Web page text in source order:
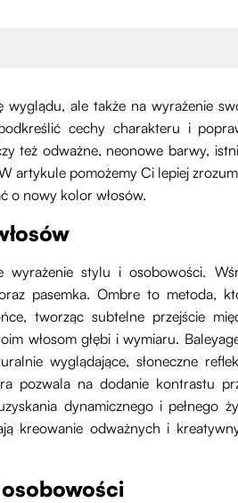
ale także na wyrażenie
cechy charakteru i
też odważne, neonowe barwy,
artykule pomożemy Ci lepiej
o nowy kolor włosów.
wyrażenie stylu i osobowości.
pasemka. Ombre to metoda,
tworząc subtelne przejście
włosom głębi i wymiaru.
wyglądające, słoneczne
pozwala na dodanie kontrastu
dynamicznego i pełnego
kreowanie odważnych i